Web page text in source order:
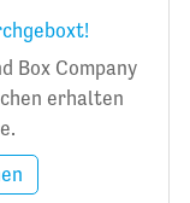
Box Company
erhalten